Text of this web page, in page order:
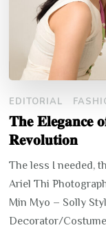
EDITORIAL
𝐓𝐡𝐞 𝐄𝐥𝐞𝐠𝐚𝐧𝐜𝐞
𝐑𝐞𝐯𝐨𝐥𝐮𝐭𝐢𝐨𝐧
The less I needed,
Ariel Thi
Min Myo – Solly
Decorator/